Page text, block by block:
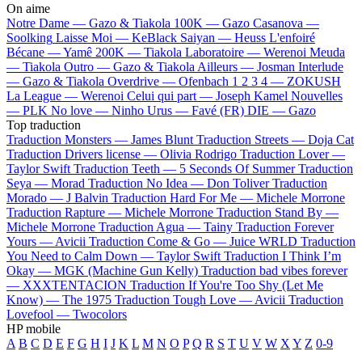
On aime
Notre Dame — Gazo & Tiakola 100K — Gazo Casanova —
Soolking Laisse Moi — KeBlack Saiyan — Heuss L'enfoiré
Bécane —Yamê 200K — Tiakola Laboratoire — Werenoi Meuda
— Tiakola Outro — Gazo & Tiakola Ailleurs — Josman Interlude
— Gazo & Tiakola Overdrive — Ofenbach 1 2 3 4 — ZOKUSH
La League — Werenoi Celui qui part — Joseph Kamel Nouvelles
— PLK No love — Ninho Urus — Favé (FR) DIE — Gazo
Top traduction
Traduction Monsters — James Blunt Traduction Streets — Doja Cat
Traduction Drivers license — Olivia Rodrigo Traduction Lover —
Taylor Swift Traduction Teeth — 5 Seconds Of Summer Traduction
Seya — Morad Traduction No Idea — Don Toliver Traduction
Morado — J Balvin Traduction Hard For Me — Michele Morrone
Traduction Rapture — Michele Morrone Traduction Stand By —
Michele Morrone Traduction Agua — Tainy Traduction Forever
Yours — Avicii Traduction Come & Go — Juice WRLD Traduction
You Need to Calm Down — Taylor Swift Traduction I Think I’m
Okay — MGK (Machine Gun Kelly) Traduction bad vibes forever
— XXXTENTACION Traduction If You're Too Shy (Let Me
Know) — The 1975 Traduction Tough Love — Avicii Traduction
Lovefool — Twocolors
HP mobile
A B C D E F G H I J K L M N O P Q R S T U V W X Y Z 0-9